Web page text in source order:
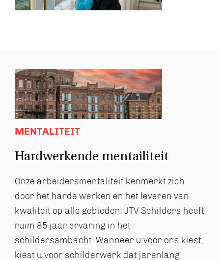
MENTALITEIT
Hardwerkende mentailiteit
Onze arbeidersmentaliteit kenmerkt zich
door het harde werken en het leveren van
kwaliteit op alle gebieden. JTV Schilders heeft
ruim 85 jaar ervaring in het
schildersambacht. Wanneer u voor ons kiest,
kiest u voor schilderwerk dat jarenlang